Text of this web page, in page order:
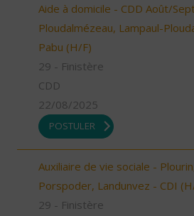
Aide à domicile - CDD Août/
Ploudalmézeau, Lampaul-
Pabu (H/F)
29 - Finistère
CDD
22/08/2025
POSTULER
Auxiliaire de vie sociale -
Porspoder, Landunvez - CDI
29 - Finistère